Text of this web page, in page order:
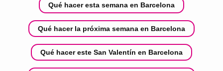
Qué hacer esta semana en Barcelona
Qué hacer la próxima semana en Barcelona
Qué hacer este San Valentín en Barcelona